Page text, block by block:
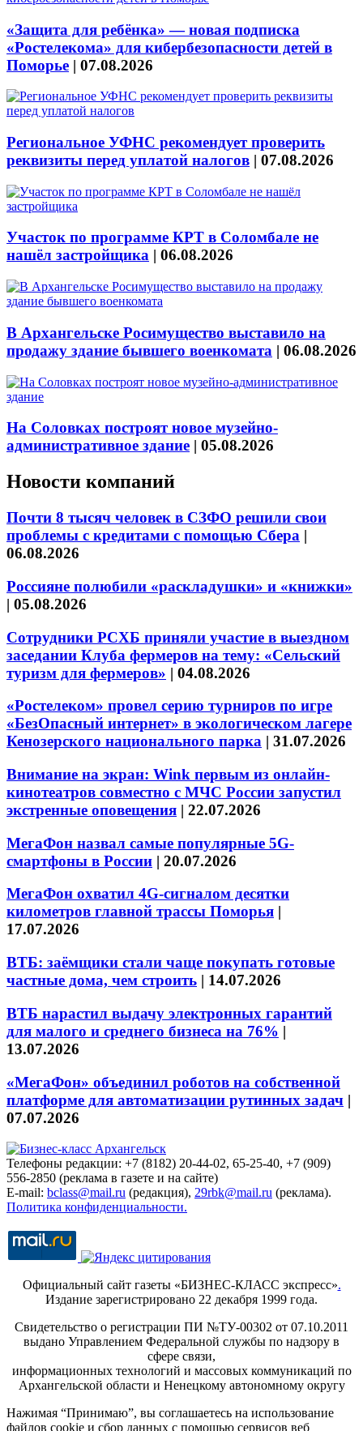
«Защита для ребёнка» — новая подписка
«Ростелекома» для кибербезопасности детей в
Поморье | 07.08.2026
Региональное УФНС рекомендует проверить
реквизиты перед уплатой налогов | 07.08.2026
Участок по программе КРТ в Соломбале не
нашёл застройщика | 06.08.2026
В Архангельске Росимущество выставило на
продажу здание бывшего военкомата | 06.08.2026
На Соловках построят новое музейно-
административное здание | 05.08.2026
Новости компаний
Почти 8 тысяч человек в СЗФО решили свои
проблемы с кредитами с помощью Сбера |
06.08.2026
Россияне полюбили «раскладушки» и «книжки»
| 05.08.2026
Сотрудники РСХБ приняли участие в выездном
заседании Клуба фермеров на тему: «Сельский
туризм для фермеров» | 04.08.2026
«Ростелеком» провел серию турниров по игре
«БезОпасный интернет» в экологическом лагере
Кенозерского национального парка | 31.07.2026
Внимание на экран: Wink первым из онлайн-
кинотеатров совместно с МЧС России запустил
экстренные оповещения | 22.07.2026
МегаФон назвал самые популярные 5G-
смартфоны в России | 20.07.2026
МегаФон охватил 4G-сигналом десятки
километров главной трассы Поморья |
17.07.2026
ВТБ: заёмщики стали чаще покупать готовые
частные дома, чем строить | 14.07.2026
ВТБ нарастил выдачу электронных гарантий
для малого и среднего бизнеса на 76% |
13.07.2026
«МегаФон» объединил роботов на собственной
платформе для автоматизации рутинных задач |
07.07.2026
Телефоны редакции: +7 (8182) 20-44-02, 65-25-40, +7 (909)
556-2850 (реклама в газете и на сайте)
E-mail: bclass@mail.ru (редакция), 29rbk@mail.ru (реклама).
Политика конфиденциальности.
Официальный сайт газеты «БИЗНЕС-КЛАСС экспресс».
Издание зарегистрировано 22 декабря 1999 года.
Свидетельство о регистрации ПИ №ТУ-00302 от 07.10.2011
выдано Управлением Федеральной службы по надзору в
сфере связи,
информационных технологий и массовых коммуникаций по
Архангельской области и Ненецкому автономному округу
Нажимая “Принимаю”, вы соглашаетесь на использование
файлов cookie и сбор данных с помощью сервисов веб